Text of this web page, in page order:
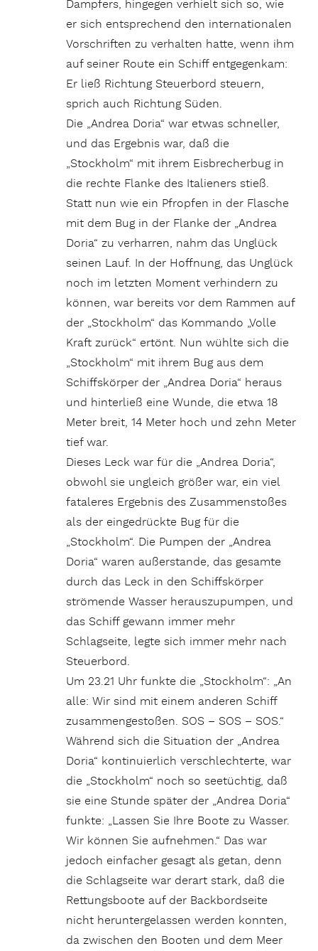
Dampfers, hingegen verhielt sich so, wie
er sich entsprechend den internationalen
Vorschriften zu verhalten hatte, wenn ihm
auf seiner Route ein Schiff entgegenkam:
Er ließ Richtung Steuerbord steuern,
sprich auch Richtung Süden.
Die „Andrea Doria“ war etwas schneller,
und das Ergebnis war, daß die
„Stockholm“ mit ihrem Eisbrecherbug in
die rechte Flanke des Italieners stieß.
Statt nun wie ein Pfropfen in der Flasche
mit dem Bug in der Flanke der „Andrea
Doria“ zu verharren, nahm das Unglück
seinen Lauf. In der Hoffnung, das Unglück
noch im letzten Moment verhindern zu
können, war bereits vor dem Rammen auf
der „Stockholm“ das Kommando „Volle
Kraft zurück“ ertönt. Nun wühlte sich die
„Stockholm“ mit ihrem Bug aus dem
Schiffskörper der „Andrea Doria“ heraus
und hinterließ eine Wunde, die etwa 18
Meter breit, 14 Meter hoch und zehn Meter
tief war.
Dieses Leck war für die „Andrea Doria“,
obwohl sie ungleich größer war, ein viel
fataleres Ergebnis des Zusammenstoßes
als der eingedrückte Bug für die
„Stockholm“. Die Pumpen der „Andrea
Doria“ waren außerstande, das gesamte
durch das Leck in den Schiffskörper
strömende Wasser herauszupumpen, und
das Schiff gewann immer mehr
Schlagseite, legte sich immer mehr nach
Steuerbord.
Um 23.21 Uhr funkte die „Stockholm“: „An
alle: Wir sind mit einem anderen Schiff
zusammengestoßen. SOS – SOS – SOS.“
Während sich die Situation der „Andrea
Doria“ kontinuierlich verschlechterte, war
die „Stockholm“ noch so seetüchtig, daß
sie eine Stunde später der „Andrea Doria“
funkte: „Lassen Sie Ihre Boote zu Wasser.
Wir können Sie aufnehmen.“ Das war
jedoch einfacher gesagt als getan, denn
die Schlagseite war derart stark, daß die
Rettungsboote auf der Backbordseite
nicht heruntergelassen werden konnten,
da zwischen den Booten und dem Meer